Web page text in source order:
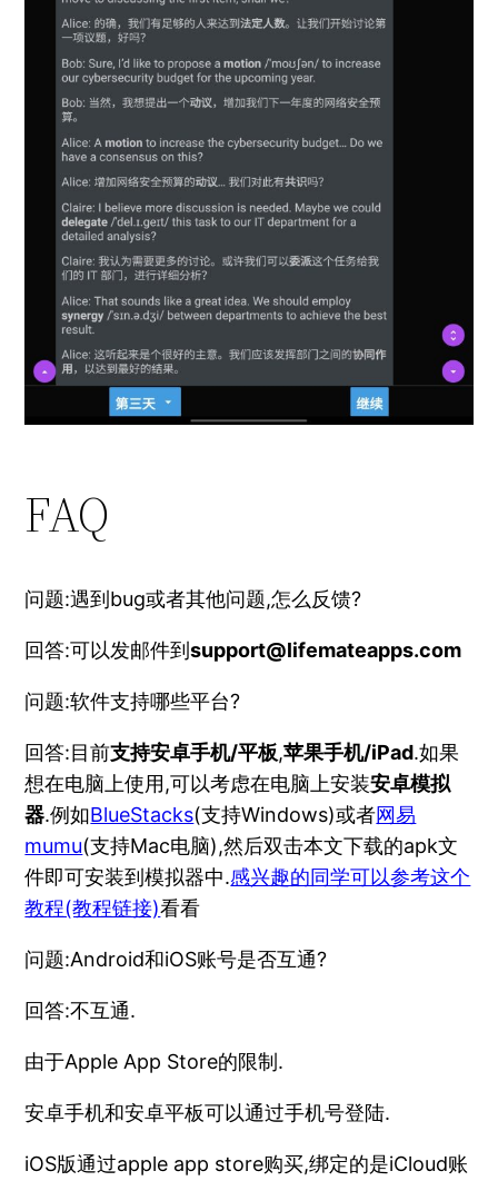
FAQ
问题:遇到bug或者其他问题,怎么反馈?
回答:可以发邮件到support@lifemateapps.com
问题:软件支持哪些平台?
回答:目前支持安卓手机/平板,苹果手机/iPad.如果
想在电脑上使用,可以考虑在电脑上安装安卓模拟
器.例如BlueStacks(支持Windows)或者网易
mumu(支持Mac电脑),然后双击本文下载的apk文
件即可安装到模拟器中.感兴趣的同学可以参考这个
教程(教程链接)看看
问题:Android和iOS账号是否互通?
回答:不互通.
由于Apple App Store的限制.
安卓手机和安卓平板可以通过手机号登陆.
iOS版通过apple app store购买,绑定的是iCloud账